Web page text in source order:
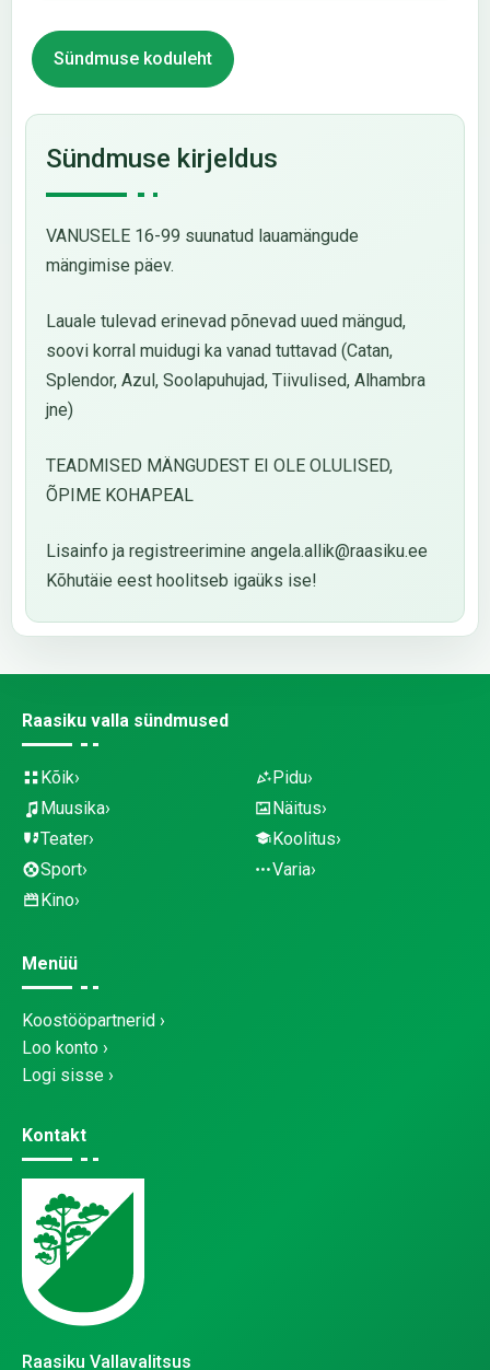
Sündmuse koduleht
Sündmuse kirjeldus
VANUSELE 16-99 suunatud lauamängude
mängimise päev.
Lauale tulevad erinevad põnevad uued mängud,
soovi korral muidugi ka vanad tuttavad (Catan,
Splendor, Azul, Soolapuhujad, Tiivulised, Alhambra
jne)
TEADMISED MÄNGUDEST EI OLE OLULISED,
ÕPIME KOHAPEAL
Lisainfo ja registreerimine angela.allik@raasiku.ee
Kõhutäie eest hoolitseb igaüks ise!
Raasiku valla sündmused
Kõik
Muusika
Teater
Sport
Kino
Pidu
Näitus
Koolitus
Varia
Menüü
Koostööpartnerid
Loo konto
Logi sisse
Kontakt
Raasiku Vallavalitsus